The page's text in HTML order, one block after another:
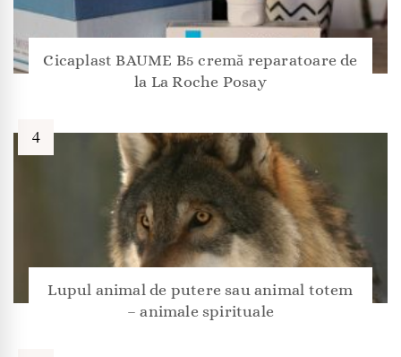
Cicaplast BAUME B5 cremă reparatoare de
la La Roche Posay
Lupul animal de putere sau animal totem
– animale spirituale